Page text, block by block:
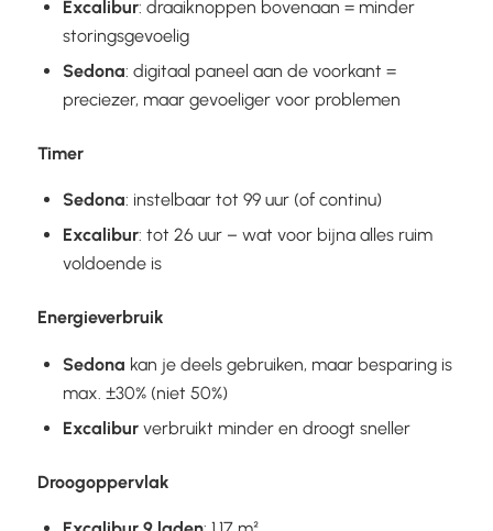
Excalibur: draaiknoppen bovenaan = minder
storingsgevoelig
Sedona: digitaal paneel aan de voorkant =
preciezer, maar gevoeliger voor problemen
Timer
Sedona: instelbaar tot 99 uur (of continu)
Excalibur: tot 26 uur – wat voor bijna alles ruim
voldoende is
Energieverbruik
Sedona kan je deels gebruiken, maar besparing is
max. ±30% (niet 50%)
Excaliburverbruikt minder en droogt sneller
Droogoppervlak